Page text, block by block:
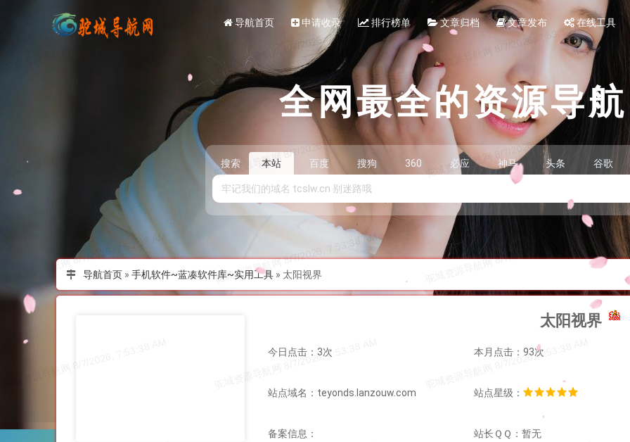
导航首页 申请收录 排行榜单 文章归档 文章发布 在线工具
全网最全的资源导
搜索 本站 百度 搜狗 360 必应 神马 头条 谷歌
导航首页 » 手机软件~蓝凑软件库~实用工具 » 太阳视界
太阳视界
今日点击：3次 本月点击：93次
站点域名：teyonds.lanzouw.com 站点星级：
备案信息： 站长ＱＱ：暂无